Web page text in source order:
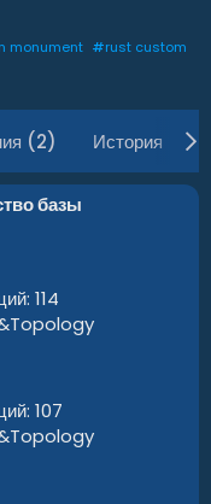
monument #rust custom
(2) История
базы
114
107